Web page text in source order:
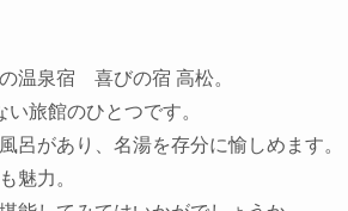
温泉宿 喜びの宿 高松。
旅館のひとつです。
があり、名湯を存分に愉しめます。
魅力。